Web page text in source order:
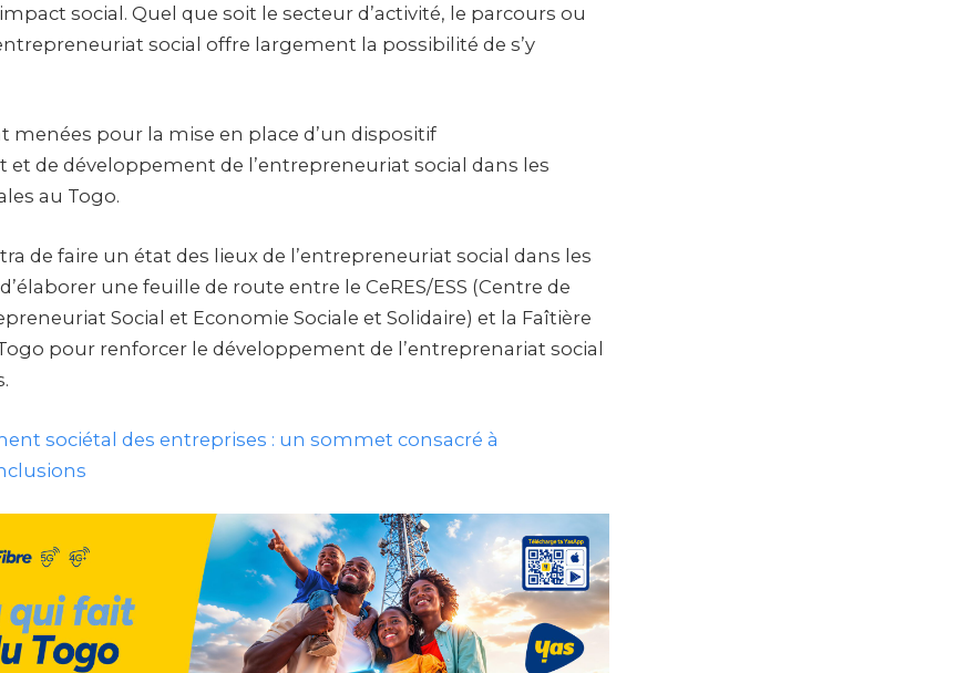
social. Quel que soit le secteur d’activité, le parcours ou
social offre largement la possibilité de s’y
menées pour la mise en place d’un dispositif
et de développement de l’entrepreneuriat social dans les
au Togo.
de faire un état des lieux de l’entrepreneuriat social dans les
une feuille de route entre le CeRES/ESS (Centre de
Social et Economie Sociale et Solidaire) et la Faîtière
pour renforcer le développement de l’entreprenariat social
sociétal des entreprises : un sommet consacré à